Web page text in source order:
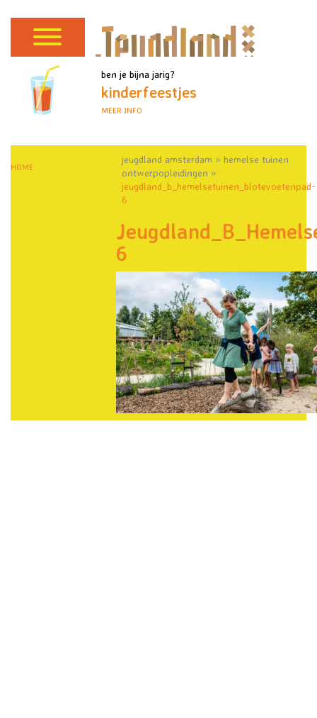
ben je bijna jarig?
kinderfeestjes
MEER INFO
HOME
jeugdland amsterdam »hemelse tuinen
ontwerpopleidingen »
jeugdland_b_hemelsetuinen_blotevoetenpad-
6
6